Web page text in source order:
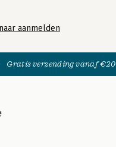
aanmelden
Gratis verzending vanaf €20